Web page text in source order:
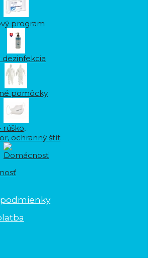
program
dezinfekcia
pomôcky
rúško,
ochranný štít